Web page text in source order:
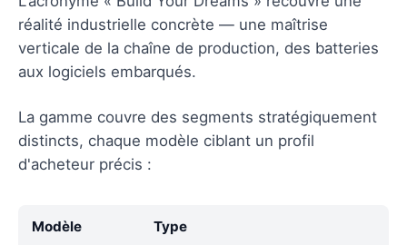
réalité industrielle concrète — une maîtrise
verticale de la chaîne de production, des batteries
aux logiciels embarqués.
La gamme couvre des segments stratégiquement
distincts, chaque modèle ciblant un profil
d'acheteur précis :
Modèle Type